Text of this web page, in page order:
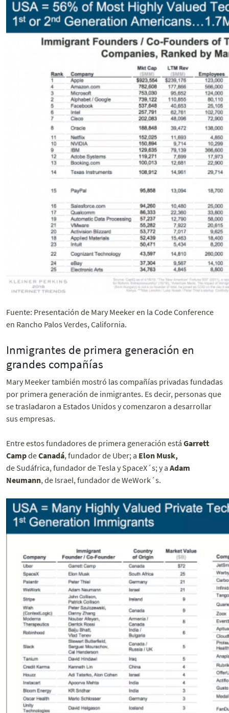
Fuente: Presentación de Mary Meeker en la Code Conference
en Rancho Palos Verdes, California.
Inmigrantes de primera generación en
grandes compañías
Mary Meeker también mostró las compañías privadas fundadas
por primera generación de inmigrantes. Es decir, personas que
se trasladaron a Estados Unidos y comenzaron a desarrollar
sus empresas.
Entre estos fundadores de primera generación está Garrett
CampdeCanadá, fundador de Uber; a Elon Musk,
de Sudáfrica, fundador de Tesla y SpaceX´s; y a Adam
Neumann, de Israel, fundador de WeWork´s.